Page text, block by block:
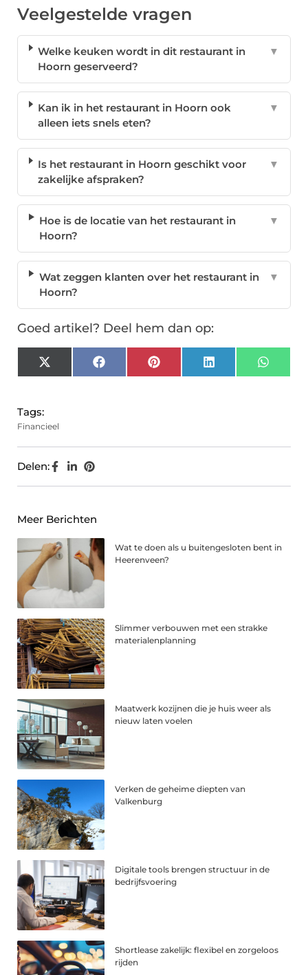
Veelgestelde vragen
Welke keuken wordt in dit restaurant in
Hoorn geserveerd?
▼
Kan ik in het restaurant in Hoorn ook
alleen iets snels eten?
▼
Is het restaurant in Hoorn geschikt voor
zakelijke afspraken?
▼
Hoe is de locatie van het restaurant in
Hoorn?
▼
Wat zeggen klanten over het restaurant in
Hoorn?
▼
Goed artikel? Deel hem dan op:
X
(Twitter)
FacebookPinterest LinkedIn
Tags:
Financieel
Delen:
Meer Berichten
Wat te doen als u buitengesloten bent in
Heerenveen?
Slimmer verbouwen met een strakke
materialenplanning
Maatwerk kozijnen die je huis weer als
nieuw laten voelen
Verken de geheime diepten van
Valkenburg
Digitale tools brengen structuur in de
bedrijfsvoering
Shortlease zakelijk: flexibel en zorgeloos
rijden